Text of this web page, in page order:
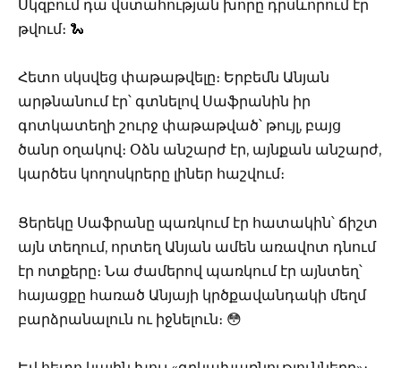
Սկզբում դա վստահության խորը դրսևորում էր
թվում։ 🐍
Հետո սկսվեց փաթաթվելը։ Երբեմն Անյան
արթնանում էր՝ գտնելով Սաֆրանին իր
գոտկատեղի շուրջ փաթաթված՝ թույլ, բայց
ծանր օղակով։ Օձն անշարժ էր, այնքան անշարժ,
կարծես կողոսկրերը լիներ հաշվում։
Ցերեկը Սաֆրանը պառկում էր հատակին՝ ճիշտ
այն տեղում, որտեղ Անյան ամեն առավոտ դնում
էր ոտքերը։ Նա ժամերով պառկում էր այնտեղ՝
հայացքը հառած Անյայի կրծքավանդակի մեղմ
բարձրանալուն ու իջնելուն։ 😳